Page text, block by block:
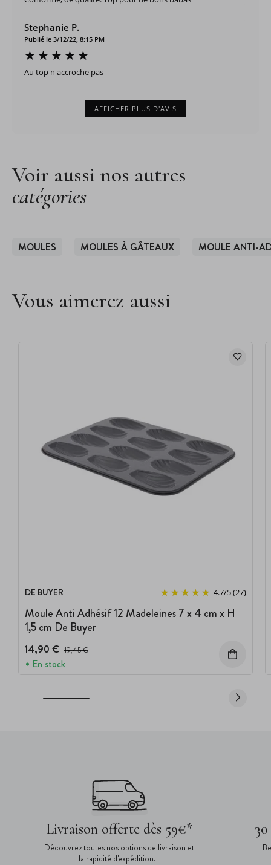
Stephanie P.
Publié le 3/12/22, 8:15 PM
Au top n accroche pas
AFFICHER PLUS D'AVIS
Voir aussi nos autres
catégories
MOULES MOULES À GÂTEAUX MOULE ANTI-
Vous aimerez aussi
DE BUYER 4.7/5(27)
Moule Anti Adhésif 12 Madeleines 7 x 4 cm x H
1,5 cm De Buyer
14,90 € Prix avant réduction :
19,45 €
En stock
Livraison offerte dès 59€*
Découvrez toutes nos options de livraison et
la rapidité d'expédition.